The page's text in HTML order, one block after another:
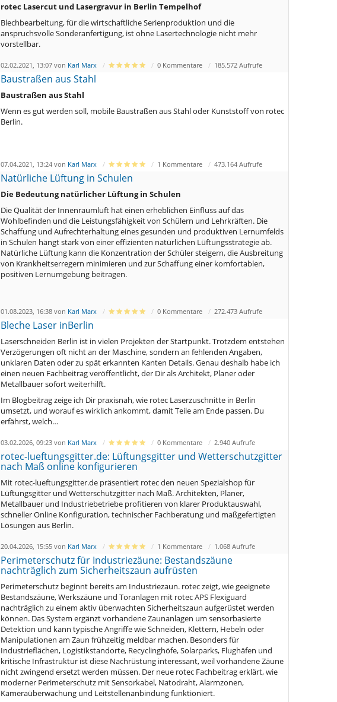
rotec Lasercut und Lasergravur in Berlin Tempelhof
Blechbearbeitung, für die wirtschaftliche Serienproduktion und die
anspruchsvolle Sonderanfertigung, ist ohne Lasertechnologie nicht mehr
vorstellbar.
02.02.2021, 13:07 von Karl Marx 0 Kommentare 185.572 Aufrufe
Baustraßen aus Stahl
Baustraßen aus Stahl
Wenn es gut werden soll, mobile Baustraßen aus Stahl oder Kunststoff von rotec
Berlin.
07.04.2021, 13:24 von Karl Marx 1 Kommentare 473.164 Aufrufe
Natürliche Lüftung in Schulen
Die Bedeutung natürlicher Lüftung in Schulen
Die Qualität der Innenraumluft hat einen erheblichen Einfluss auf das
Wohlbefinden und die Leistungsfähigkeit von Schülern und Lehrkräften. Die
Schaffung und Aufrechterhaltung eines gesunden und produktiven Lernumfelds
in Schulen hängt stark von einer effizienten natürlichen Lüftungsstrategie ab.
Natürliche Lüftung kann die Konzentration der Schüler steigern, die Ausbreitung
von Krankheitserregern minimieren und zur Schaffung einer komfortablen,
positiven Lernumgebung beitragen.
01.08.2023, 16:38 von Karl Marx 0 Kommentare 272.473 Aufrufe
Bleche Laser inBerlin
Laserschneiden Berlin ist in vielen Projekten der Startpunkt. Trotzdem entstehen
Verzögerungen oft nicht an der Maschine, sondern an fehlenden Angaben,
unklaren Daten oder zu spät erkannten Kanten Details. Genau deshalb habe ich
einen neuen Fachbeitrag veröffentlicht, der Dir als Architekt, Planer oder
Metallbauer sofort weiterhilft.
Im Blogbeitrag zeige ich Dir praxisnah, wie rotec Laserzuschnitte in Berlin
umsetzt, und worauf es wirklich ankommt, damit Teile am Ende passen. Du
erfährst, welch…
03.02.2026, 09:23 von Karl Marx 0 Kommentare 2.940 Aufrufe
rotec-lueftungsgitter.de: Lüftungsgitter und Wetterschutzgitter
nach Maß online konfigurieren
Mit rotec-lueftungsgitter.de präsentiert rotec den neuen Spezialshop für
Lüftungsgitter und Wetterschutzgitter nach Maß. Architekten, Planer,
Metallbauer und Industriebetriebe profitieren von klarer Produktauswahl,
schneller Online Konfiguration, technischer Fachberatung und maßgefertigten
Lösungen aus Berlin.
20.04.2026, 15:55 von Karl Marx 1 Kommentare 1.068 Aufrufe
Perimeterschutz für Industriezäune: Bestandszäune
nachträglich zum Sicherheitszaun aufrüsten
Perimeterschutz beginnt bereits am Industriezaun. rotec zeigt, wie geeignete
Bestandszäune, Werkszäune und Toranlagen mit rotec APS Flexiguard
nachträglich zu einem aktiv überwachten Sicherheitszaun aufgerüstet werden
können. Das System ergänzt vorhandene Zaunanlagen um sensorbasierte
Detektion und kann typische Angriffe wie Schneiden, Klettern, Hebeln oder
Manipulationen am Zaun frühzeitig meldbar machen. Besonders für
Industrieflächen, Logistikstandorte, Recyclinghöfe, Solarparks, Flughäfen und
kritische Infrastruktur ist diese Nachrüstung interessant, weil vorhandene Zäune
nicht zwingend ersetzt werden müssen. Der neue rotec Fachbeitrag erklärt, wie
moderner Perimeterschutz mit Sensorkabel, Natodraht, Alarmzonen,
Kameraüberwachung und Leitstellenanbindung funktioniert.